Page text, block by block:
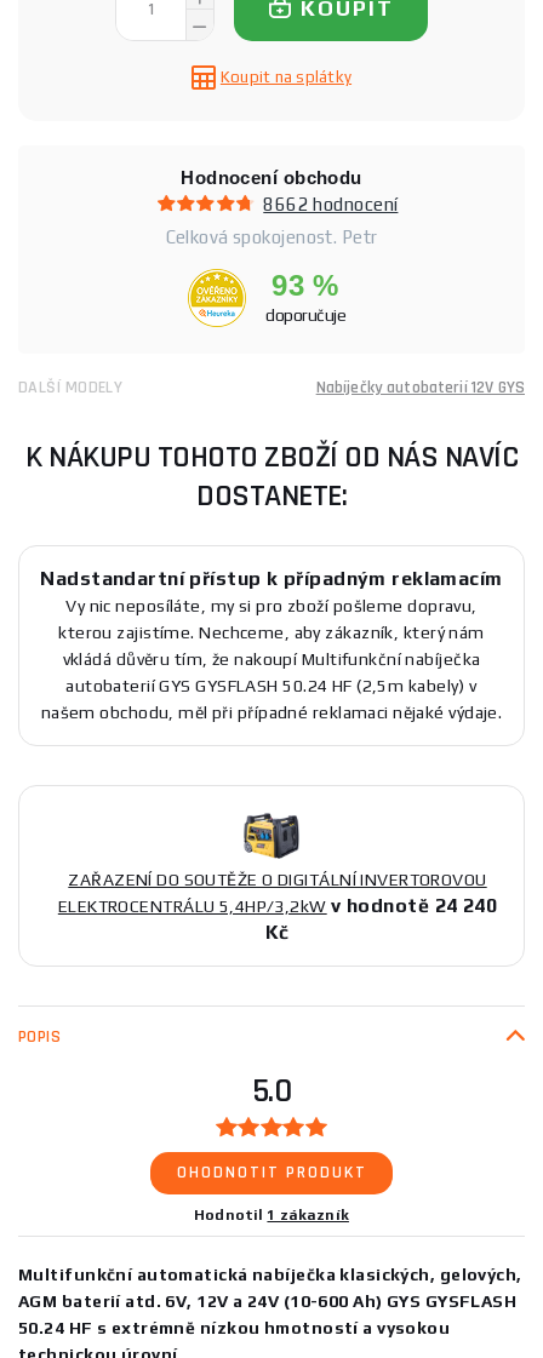
KOUPIT
Koupit na splátky
Hodnocení obchodu
8662 hodnocení
Celková spokojenost. Petr
93 %
doporučuje
DALŠÍ MODELY Nabíječky autobaterií 12V GYS
K NÁKUPU TOHOTO ZBOŽÍ OD NÁS NAVÍC
DOSTANETE:
Nadstandartní přístup k případným reklamacím
Vy nic neposíláte, my si pro zboží pošleme dopravu,
kterou zajistíme. Nechceme, aby zákazník, který nám
vkládá důvěru tím, že nakoupí Multifunkční nabíječka
autobaterií GYS GYSFLASH 50.24 HF (2,5m kabely) v
našem obchodu, měl při případné reklamaci nějaké výdaje.
ZAŘAZENÍ DO SOUTĚŽE O DIGITÁLNÍ INVERTOROVOU
ELEKTROCENTRÁLU 5,4HP/3,2kW v hodnotě 24 240
Kč
POPIS
5.0
OHODNOTIT PRODUKT
Hodnotil 1 zákazník
Multifunkční automatická nabíječka klasických, gelových,
AGM baterií atd. 6V, 12V a 24V (10-600 Ah) GYS GYSFLASH
50.24 HF s extrémně nízkou hmotností a vysokou